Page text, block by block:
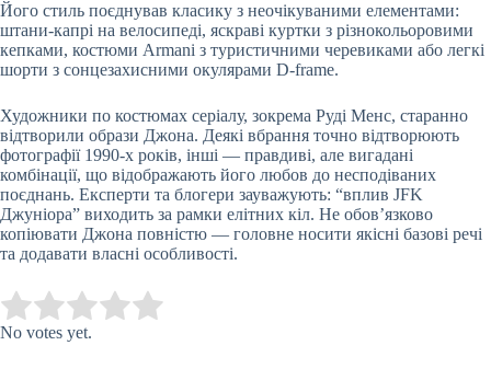
Його стиль поєднував класику з неочікуваними елементами:
штани-капрі на велосипеді, яскраві куртки з різнокольоровими
кепками, костюми Armani з туристичними черевиками або легкі
шорти з сонцезахисними окулярами D-frame.
Художники по костюмах серіалу, зокрема Руді Менс, старанно
відтворили образи Джона. Деякі вбрання точно відтворюють
фотографії 1990-х років, інші — правдиві, але вигадані
комбінації, що відображають його любов до несподіваних
поєднань. Експерти та блогери зауважують: “вплив JFK
Джуніора” виходить за рамки елітних кіл. Не обов’язково
копіювати Джона повністю — головне носити якісні базові речі
та додавати власні особливості.
Rate this item:
No votes yet.